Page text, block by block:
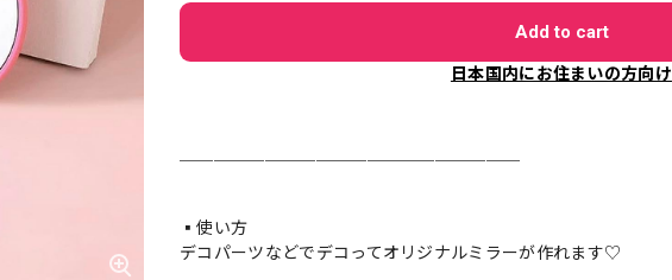
Add to cart
日本国内にお住まいの方向け
▪️使い方
デコパーツなどでデコってオリジナルミラーが作れます♡